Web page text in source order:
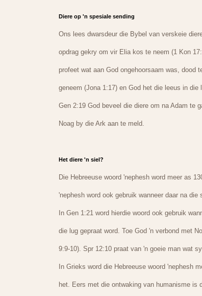
Diere op 'n spesiale sending
Ons lees dwarsdeur die Bybel van verskeie
opdrag gekry om vir Elia kos te neem (1 Kon
profeet wat aan God ongehoorsaam was, dood
geneem (Jona 1:17) en God het die leeus in
Gen 2:19 God beveel die diere om na Adam te
Noag by die Ark aan te meld.
Het diere 'n siel?
Die Hebreeuse woord 'nephesh word meer as
'nephesh word ook gebruik wanneer daar na
In Gen 1:21 word hierdie woord ook gebruik
die lug gepraat word. Toe God 'n verbond met
9:9-10). Spr 12:10 praat van 'n goeie man wat
In Grieks word die Hebreeuse woord 'nephesh
het. Eers met die ontwaking van humanisme is